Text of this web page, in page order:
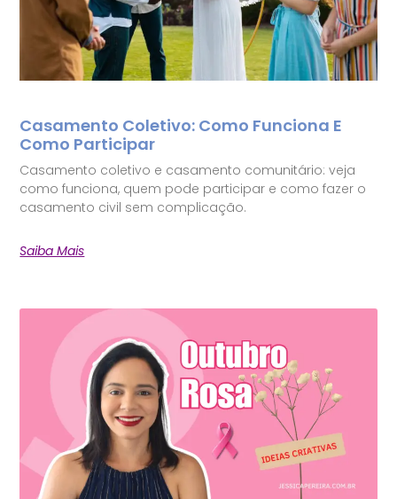
Casamento Coletivo: Como Funciona E
Como Participar
Casamento coletivo e casamento comunitário: veja
como funciona, quem pode participar e como fazer o
casamento civil sem complicação.
Saiba Mais